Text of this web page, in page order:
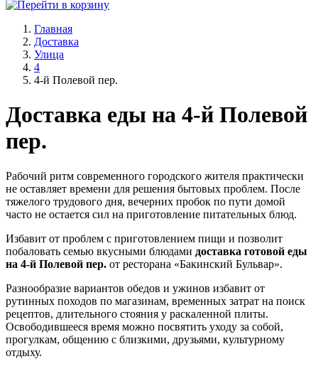
Главная
Доставка
Улица
4
4-й Полевой пер.
Доставка еды на 4-й Полевой
пер.
Рабочий ритм современного городского жителя практически
не оставляет времени для решения бытовых проблем. После
тяжелого трудового дня, вечерних пробок по пути домой
часто не остается сил на приготовление питательных блюд.
Избавит от проблем с приготовлением пищи и позволит
побаловать семью вкусными блюдами доставка готовой еды
на 4-й Полевой пер. от ресторана «Бакинский Бульвар».
Разнообразие вариантов обедов и ужинов избавит от
рутинных походов по магазинам, временных затрат на поиск
рецептов, длительного стояния у раскаленной плиты.
Освободившееся время можно посвятить уходу за собой,
прогулкам, общению с близкими, друзьями, культурному
отдыху.